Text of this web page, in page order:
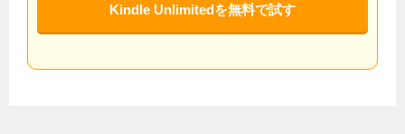
Kindle Unlimitedを無料で試す